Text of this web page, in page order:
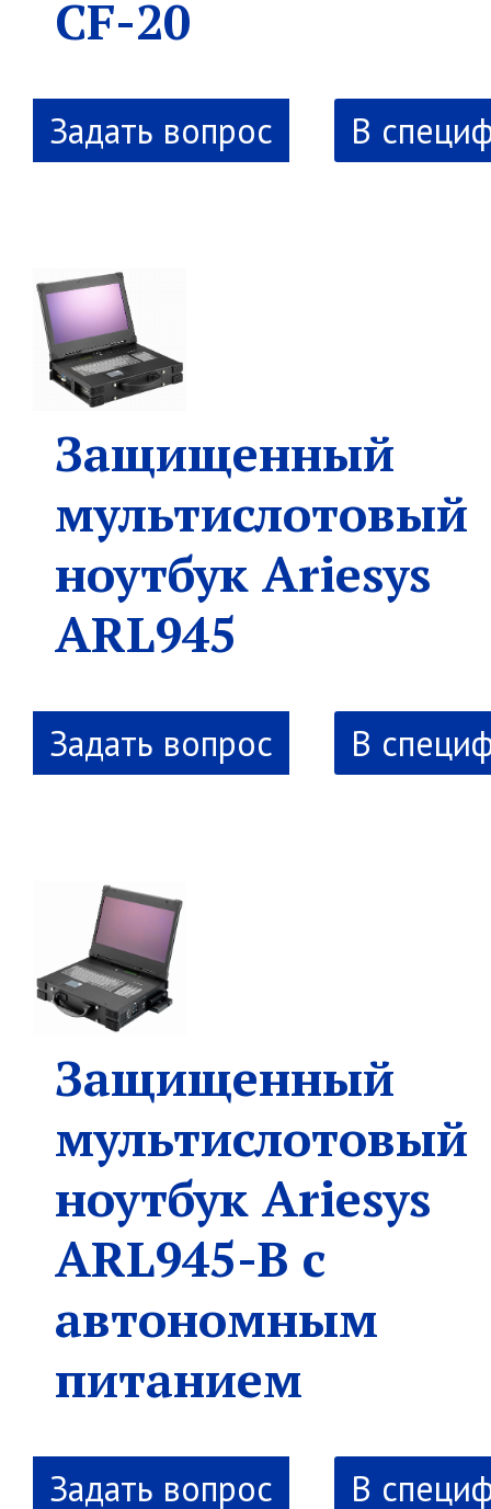
CF-20
В
Защищенный
мультислотовый
ноутбук Ariesys
ARL945
В
Защищенный
мультислотовый
ноутбук Ariesys
ARL945-B с
автономным
питанием
В